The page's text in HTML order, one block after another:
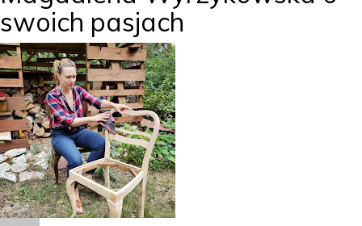
swoich pasjach